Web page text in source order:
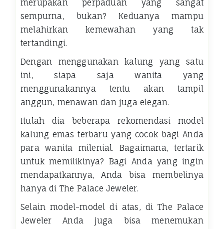
merupakan perpaduan yang sangat
sempurna, bukan? Keduanya mampu
melahirkan kemewahan yang tak
tertandingi.
Dengan menggunakan kalung yang satu
ini, siapa saja wanita yang
menggunakannya tentu akan tampil
anggun, menawan dan juga elegan.
Itulah dia beberapa rekomendasi model
kalung emas terbaru yang cocok bagi Anda
para wanita milenial. Bagaimana, tertarik
untuk memilikinya? Bagi Anda yang ingin
mendapatkannya, Anda bisa membelinya
hanya di The Palace Jeweler.
Selain model-model di atas, diThe Palace
Jeweler Anda juga bisa menemukan